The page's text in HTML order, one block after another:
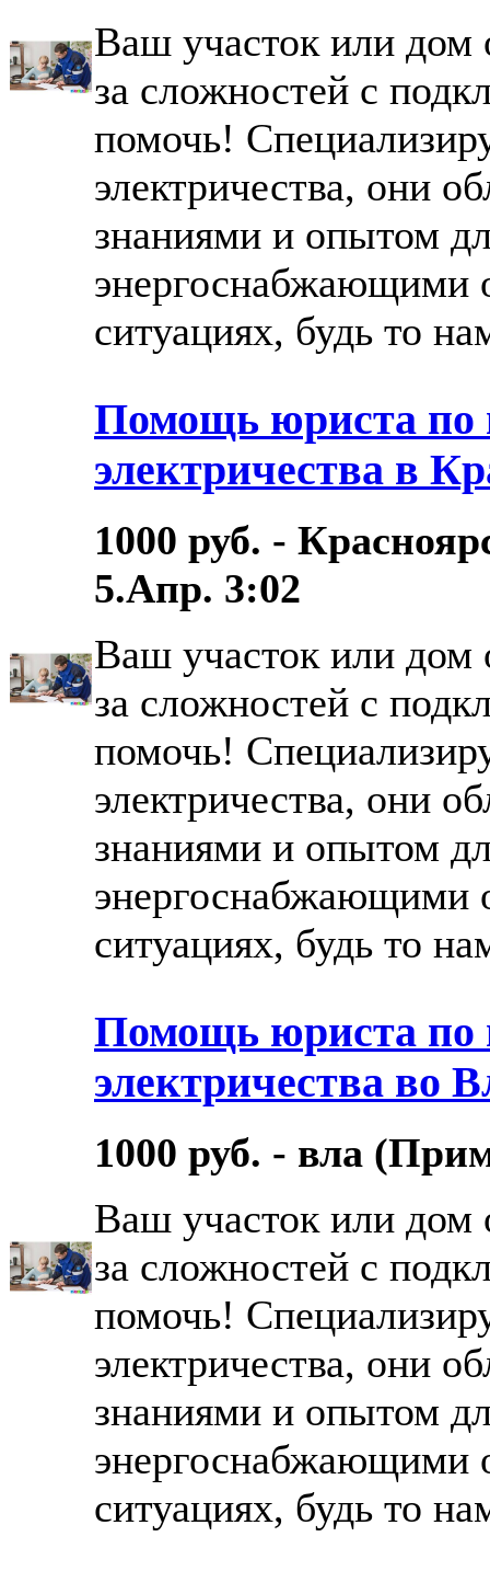
Ваш участок или дом
за сложностей с
помочь!
электричества, они
знаниями и опытом
энергоснабжающими
ситуациях, будь то
Помощь юриста по
электричества в
1000 руб. -
5.Апр. 3:02
Ваш участок или дом
за сложностей с
помочь!
электричества, они
знаниями и опытом
энергоснабжающими
ситуациях, будь то
Помощь юриста по
электричества во
1000 руб. - вла
Ваш участок или дом
за сложностей с
помочь!
электричества, они
знаниями и опытом
энергоснабжающими
ситуациях, будь то